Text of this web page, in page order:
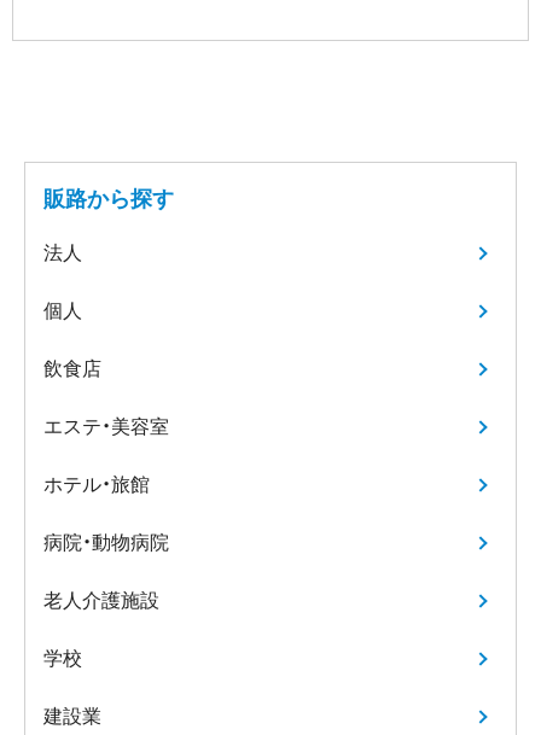
販路から探す
法人
個人
飲食店
エステ・美容室
ホテル・旅館
病院・動物病院
老人介護施設
学校
建設業